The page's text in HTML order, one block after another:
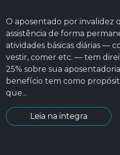
O aposentado por invalidez
assistência de forma
atividades básicas diárias —
vestir, comer etc. — tem
25% sobre sua
benefício tem como
que...
Leia na integra